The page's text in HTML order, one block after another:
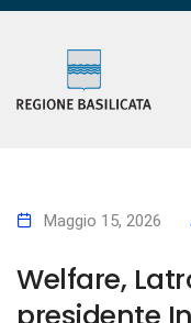
Maggio 15, 2026
Welfare,